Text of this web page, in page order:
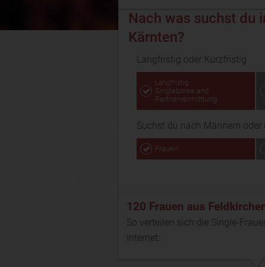
Nach was suchst du
Kärnten?
Langfristig oder Kurzfristig
Langfristig:
Singlebörse and
Partnervermittlung
Suchst du nach Männern oder
Frauen
120 Frauen aus
So verteilen sich die Single-
Internet: